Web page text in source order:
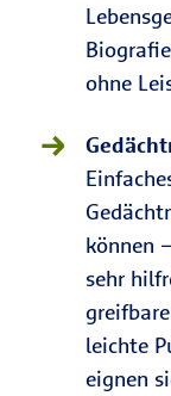
ohne
können
sehr
leichte
eignen